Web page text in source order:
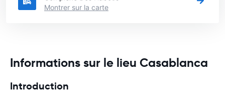
Montrer sur la carte
Informations sur le lieu Casablanca
Introduction